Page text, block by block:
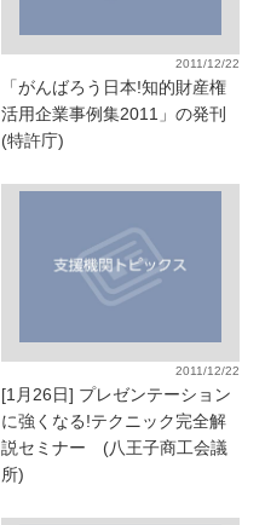
2011/12/22
「がんばろう日本!知的財産権
活用企業事例集2011」の発刊
(特許庁)
2011/12/22
[1月26日] プレゼンテーション
に強くなる!テクニック完全解
説セミナー (八王子商工会議
所)